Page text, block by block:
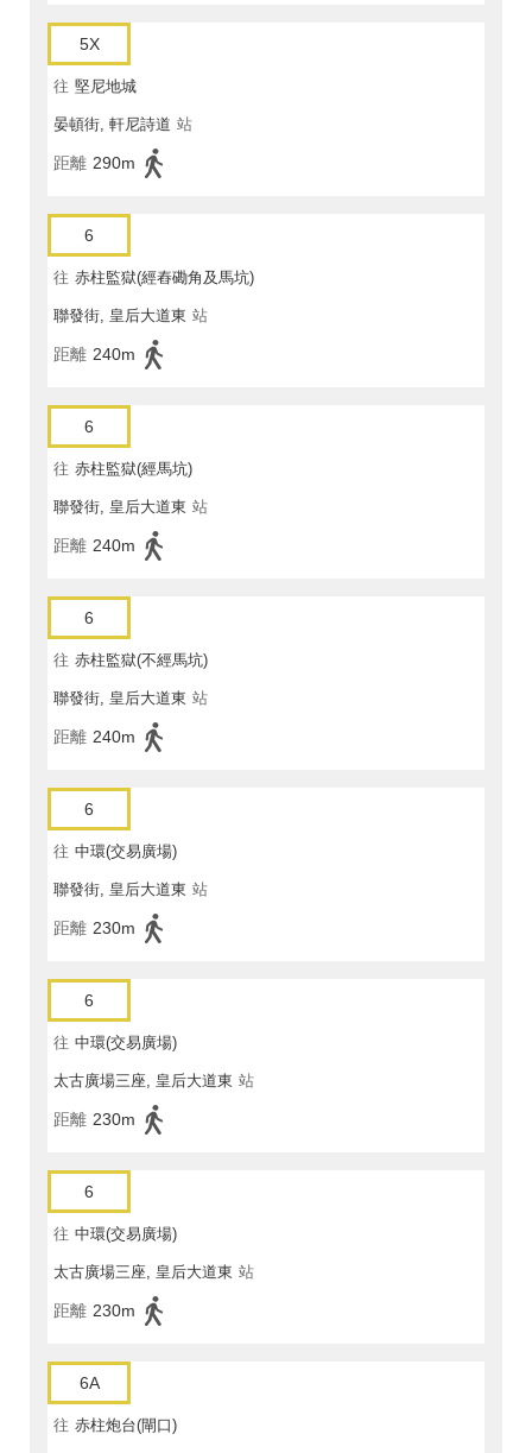
5X
往 堅尼地城
晏頓街, 軒尼詩道 站
距離 290m
6
往 赤柱監獄(經舂磡角及馬坑)
聯發街, 皇后大道東 站
距離 240m
6
往 赤柱監獄(經馬坑)
聯發街, 皇后大道東 站
距離 240m
6
往 赤柱監獄(不經馬坑)
聯發街, 皇后大道東 站
距離 240m
6
往 中環(交易廣場)
聯發街, 皇后大道東 站
距離 230m
6
往 中環(交易廣場)
太古廣場三座, 皇后大道東 站
距離 230m
6
往 中環(交易廣場)
太古廣場三座, 皇后大道東 站
距離 230m
6A
往 赤柱炮台(閘口)